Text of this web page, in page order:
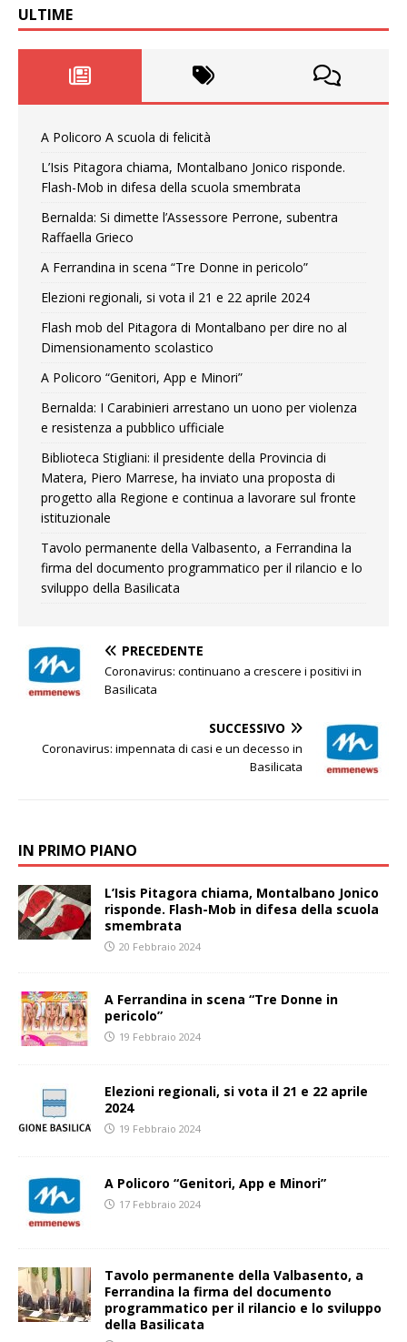
ULTIME
A Policoro A scuola di felicità
L’Isis Pitagora chiama, Montalbano Jonico risponde.
Flash-Mob in difesa della scuola smembrata
Bernalda: Si dimette l’Assessore Perrone, subentra
Raffaella Grieco
A Ferrandina in scena “Tre Donne in pericolo”
Elezioni regionali, si vota il 21 e 22 aprile 2024
Flash mob del Pitagora di Montalbano per dire no al
Dimensionamento scolastico
A Policoro “Genitori, App e Minori”
Bernalda: I Carabinieri arrestano un uono per violenza
e resistenza a pubblico ufficiale
Biblioteca Stigliani: il presidente della Provincia di
Matera, Piero Marrese, ha inviato una proposta di
progetto alla Regione e continua a lavorare sul fronte
istituzionale
Tavolo permanente della Valbasento, a Ferrandina la
firma del documento programmatico per il rilancio e lo
sviluppo della Basilicata
PRECEDENTE
Coronavirus: continuano a crescere i positivi in
Basilicata
SUCCESSIVO
Coronavirus: impennata di casi e un decesso in
Basilicata
IN PRIMO PIANO
L’Isis Pitagora chiama, Montalbano Jonico
risponde. Flash-Mob in difesa della scuola
smembrata
20 Febbraio 2024
A Ferrandina in scena “Tre Donne in
pericolo”
19 Febbraio 2024
Elezioni regionali, si vota il 21 e 22 aprile
2024
19 Febbraio 2024
A Policoro “Genitori, App e Minori”
17 Febbraio 2024
Tavolo permanente della Valbasento, a
Ferrandina la firma del documento
programmatico per il rilancio e lo sviluppo
della Basilicata